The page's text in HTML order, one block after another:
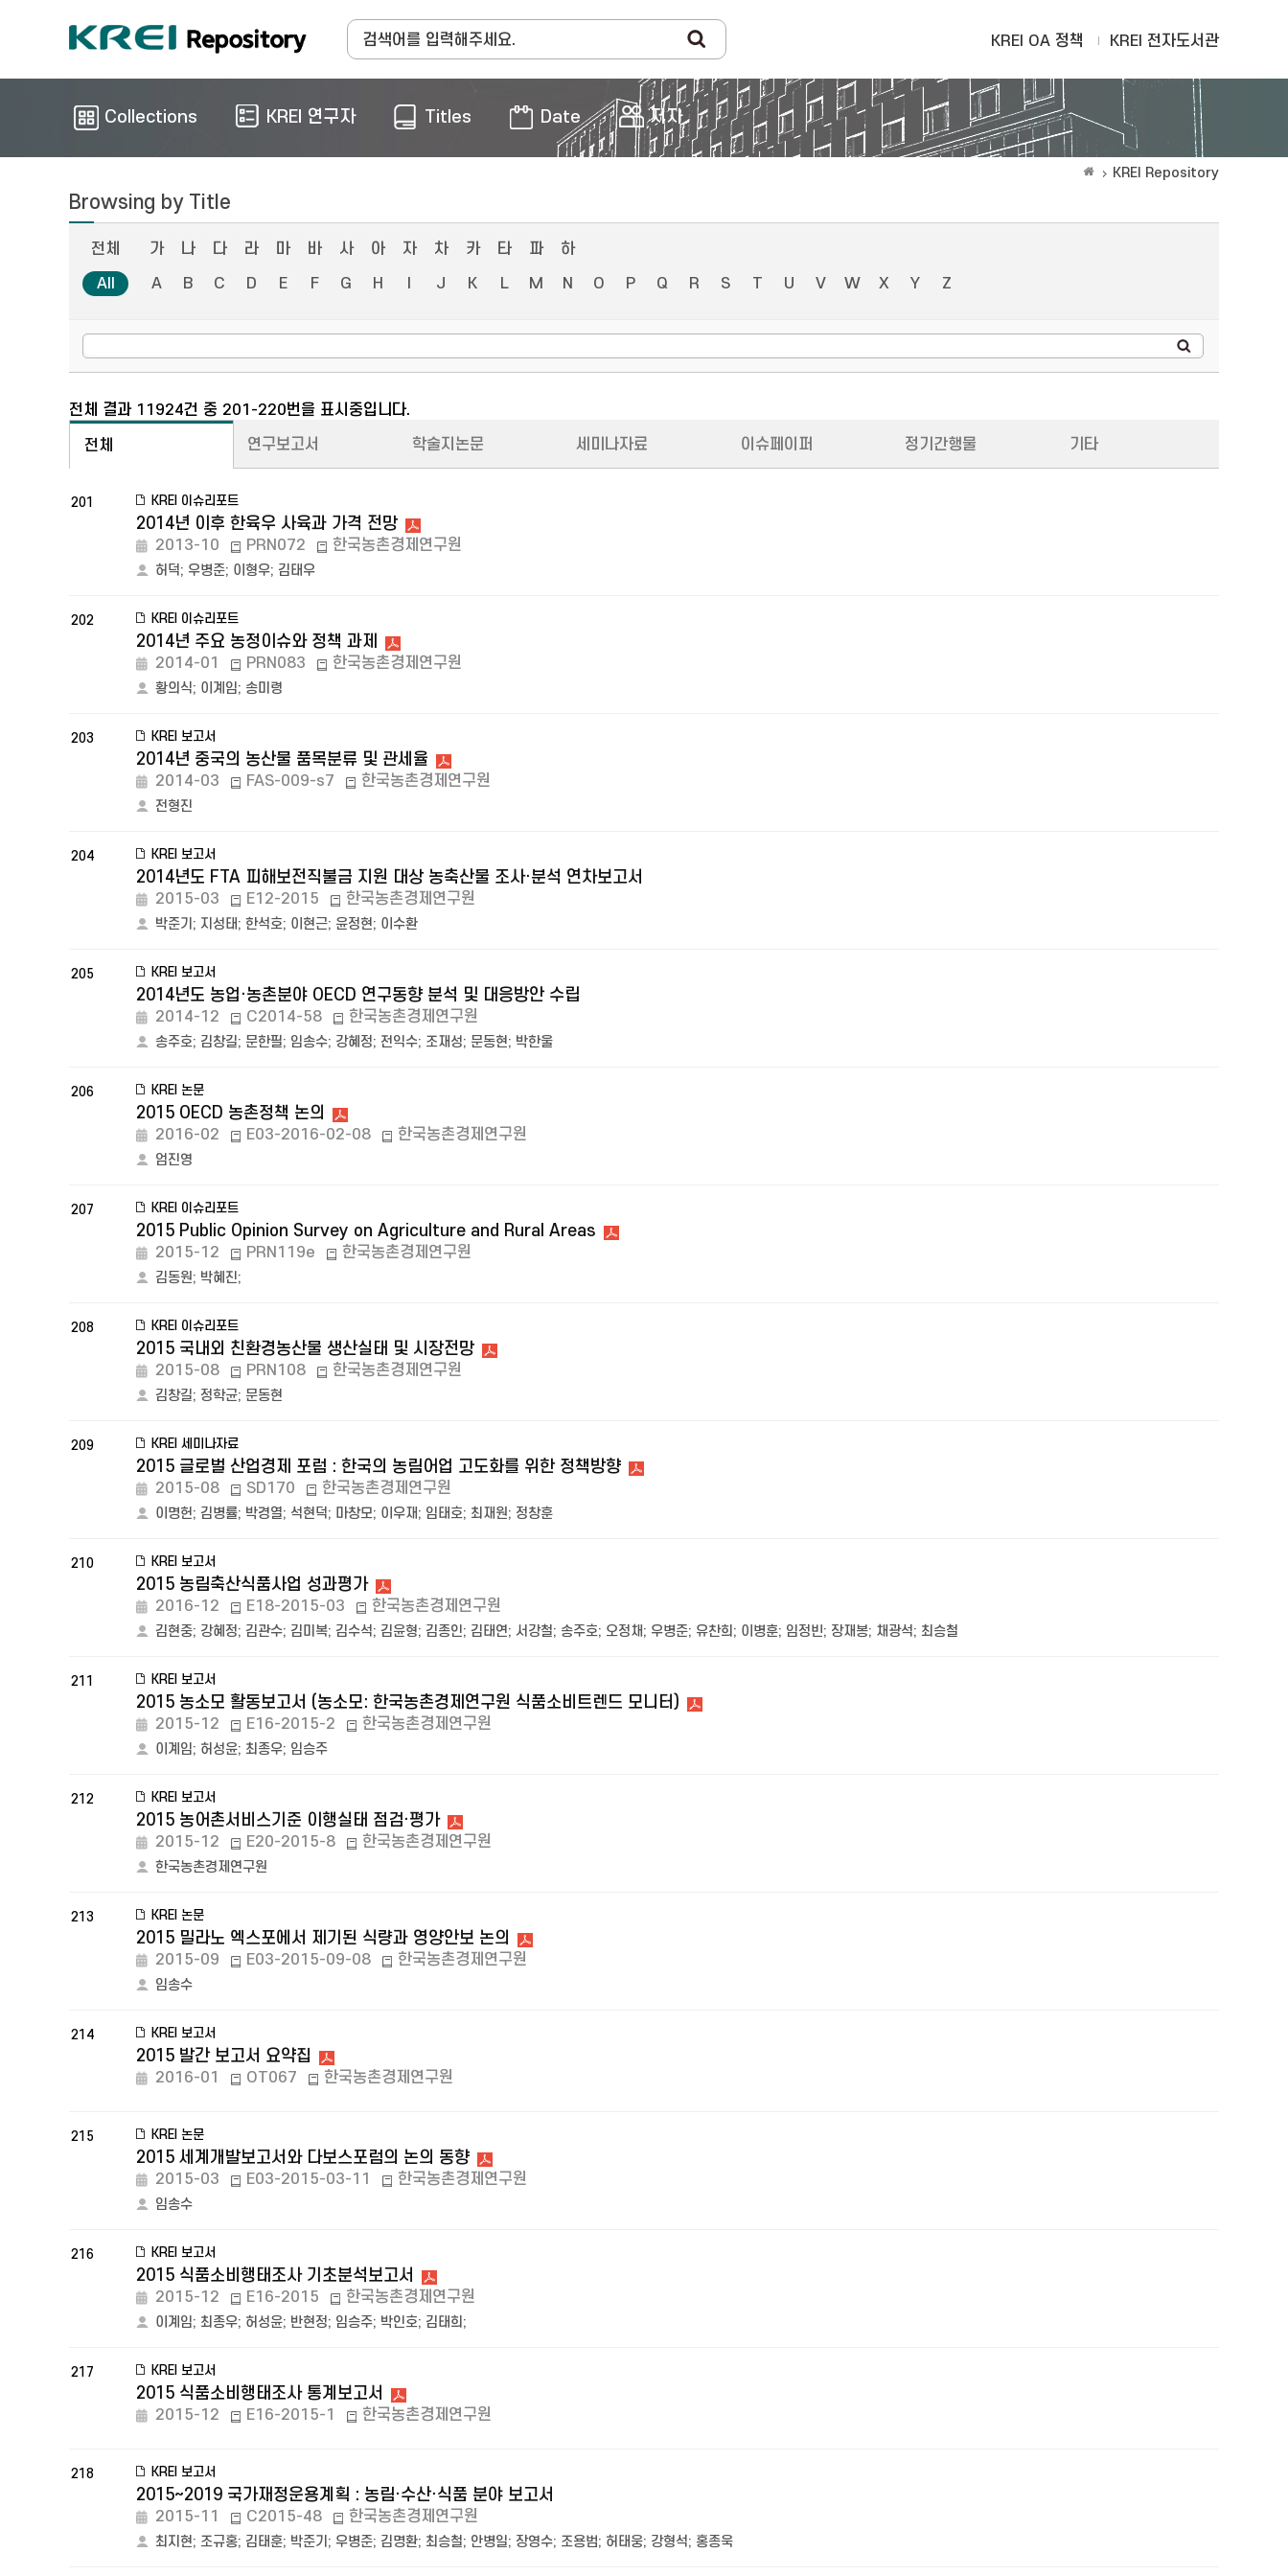
KREI OA 정책 KREI 전자도서관
Collections KREI 연구자 Titles Date 저자
KREI Repository
Browsing by Title
전체 가 나 다 라 마 바 사 아 자 차 카 타 파
하
All
A B C D E F G H J K L M N O P Q R S T U V W X Y Z
전체 결과 11924건 중 201-220번을 표시중입니다.
전체 연구보고서 학술지논문 세미나자료 이슈페이퍼 정기간행물 기타
201 KREI 이슈리포트
2014년 이후 한육우 사육과 가격 전망
2013-10 PRN072 한국농촌경제연구원
허덕; 우병준; 이형우; 김태우
202 KREI 이슈리포트
2014년 주요 농정이슈와 정책 과제
2014-01 PRN083 한국농촌경제연구원
황의식; 이계임; 송미령
203 KREI 보고서
2014년 중국의 농산물 품목분류 및 관세율
2014-03 FAS-009-s7 한국농촌경제연구원
전형진
204 KREI 보고서
2014년도 FTA 피해보전직불금 지원 대상 농축산물 조사·분석 연차보고서
2015-03 E12-2015 한국농촌경제연구원
박준기 ; 지성태; 한석호; 이현근; 윤정현; 이수환
205 KREI 보고서
2014년도 농업·농촌분야 OECD 연구동향 분석 및 대응방안 수립
2014-12 C2014-58 한국농촌경제연구원
송주호; 김창길; 문한필; 임송수; 강혜정; 전익수; 조재성; 문동현; 박한울
206 KREI 논문
2015 OECD 농촌정책 논의
2016-02 E03-2016-02-08 한국농촌경제연구원
엄진영
207 KREI 이슈리포트
2015 Public Opinion Survey on Agriculture and Rural Areas
2015-12 PRN119e 한국농촌경제연구원
김동원; 박혜진;
208 KREI 이슈리포트
2015 국내외 친환경농산물 생산실태 및 시장전망
2015-08 PRN108 한국농촌경제연구원
김창길; 정학균; 문동현
209 KREI 세미나자료
2015 글로벌 산업경제 포럼 : 한국의 농림어업 고도화를 위한 정책방향
2015-08 SD170 한국농촌경제연구원
이명헌; 김병률; 박경열; 석현덕; 마창모; 이우재; 임태호; 최재원; 정창훈
210 KREI 보고서
2015 농림축산식품사업 성과평가
2016-12 E18-2015-03 한국농촌경제연구원
김현중; 강혜정; 김관수; 김미복; 김수석; 김윤형; 김종인; 김태연; 서강철; 송주호; 오정채; 우병준; 유찬희 ; 이병훈; 임정빈; 장재봉; 채광석; 최승철
211 KREI 보고서
2015 농소모 활동보고서 (농소모: 한국농촌경제연구원 식품소비트렌드 모니터)
2015-12 E16-2015-2 한국농촌경제연구원
이계임; 허성윤; 최종우; 임승주
212 KREI 보고서
2015 농어촌서비스기준 이행실태 점검·평가
2015-12 E20-2015-8 한국농촌경제연구원
한국농촌경제연구원
213 KREI 논문
2015 밀라노 엑스포에서 제기된 식량과 영양안보 논의
2015-09 E03-2015-09-08 한국농촌경제연구원
임송수
214 KREI 보고서
2015 발간 보고서 요약집
2016-01 OT067 한국농촌경제연구원
215 KREI 논문
2015 세계개발보고서와 다보스포럼의 논의 동향
2015-03 E03-2015-03-11 한국농촌경제연구원
임송수
216 KREI 보고서
2015 식품소비행태조사 기초분석보고서
2015-12 E16-2015 한국농촌경제연구원
이계임; 최종우; 허성윤; 반현정; 임승주; 박인호; 김태희 ;
217 KREI 보고서
2015 식품소비행태조사 통계보고서
2015-12 E16-2015-1 한국농촌경제연구원
218 KREI 보고서
2015~2019 국가재정운용계획 : 농림·수산·식품 분야 보고서
2015-11 C2015-48 한국농촌경제연구원
최지현; 조규홍; 김태훈; 박준기 ; 우병준; 김명환; 최승철; 안병일; 장영수; 조용범; 허태웅; 강형석; 홍종욱